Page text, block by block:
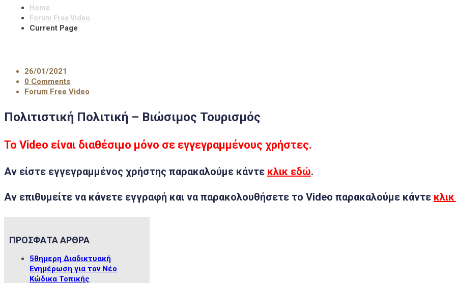
Home
Forum Free Video
Current Page
26/01/2021
0 Comments
Forum Free Video
Πολιτιστική Πολιτική – Βιώσιμος Τουρισμός
Το Video είναι διαθέσιμο μόνο σε εγγεγραμμένους χρήστες.
Αν είστε εγγεγραμμένος χρήστης παρακαλούμε κάντε κλικ εδώ.
Αν επιθυμείτε να κάνετε εγγραφή και να παρακολουθήσετε το Video παρακαλούμε κάντε
ΠΡΟΣΦΑΤΑ ΑΡΘΡΑ
5θημερη Διαδικτυακή
Ενημέρωση για τον Νέο
Κώδικα Τοπικής